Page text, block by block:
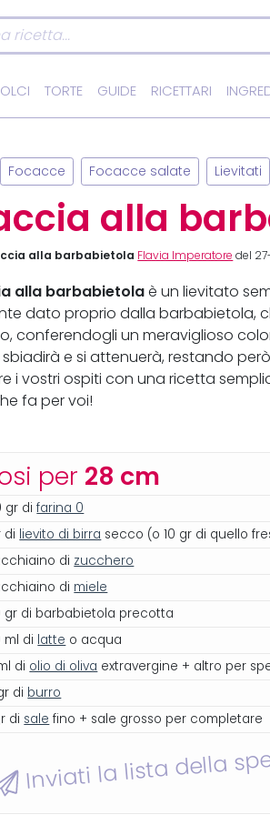
TORTE GUIDE RICETTARI
Focacce Focacce salate Lievitati
alla
alla barbabietola Flavia Imperatore del
alla barbabietola è un lievitato
dato proprio dalla barbabietola,
conferendogli un meraviglioso
e si attenuerà, restando
i vostri ospiti con una ricetta
fa per voi!
per 28 cm
gr difarina 0
di lievito di birra secco (o 10 gr di quello
di zucchero
di miele
gr di barbabietola precotta
ml di latte o acqua
di olio di oliva extravergine + altro per
di burro
di sale fino + sale grosso per completare
Inviati la lista della